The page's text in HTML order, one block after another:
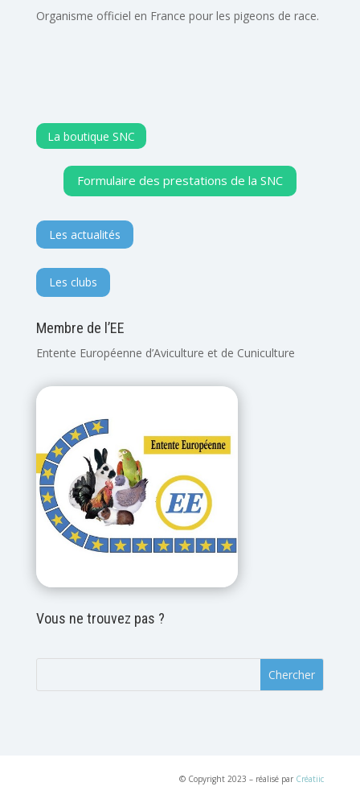
Organisme officiel en France pour les pigeons de race.
La boutique SNC
Formulaire des prestations de la SNC
Les actualités
Les clubs
Membre de l’EE
Entente Européenne d’Aviculture et de Cuniculture
Vous ne trouvez pas ?
© Copyright 2023 – réalisé par Créatiic